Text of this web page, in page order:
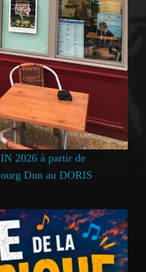
2026 à partir de
Dun au DORIS